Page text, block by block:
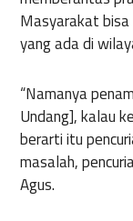
Masyarakat
yang ada di
“Namanya
Undang], kalau
berarti itu
masalah,
Agus.